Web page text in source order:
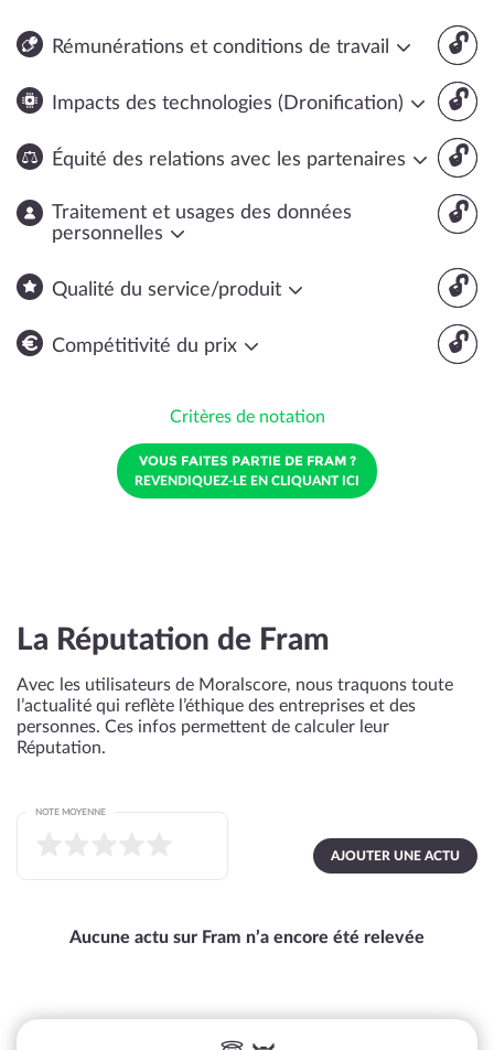
🔓
Rémunérations et conditions de travail
🔓
Impacts des technologies (Dronification)
🔓
Équité des relations avec les partenaires
🔓
Traitement et usages des données
personnelles
🔓
Qualité du service/produit
🔓
Compétitivité du prix
Critères de notation
VOUS FAITES PARTIE DE FRAM ?
REVENDIQUEZ-LE EN CLIQUANT ICI
La Réputation de Fram
Avec les utilisateurs de Moralscore, nous traquons toute
l’actualité qui reflète l’éthique des entreprises et des
personnes. Ces infos permettent de calculer leur
Réputation.
AJOUTER UNE ACTU
NOTE MOYENNE
Aucune actu sur Fram n’a encore été relevée